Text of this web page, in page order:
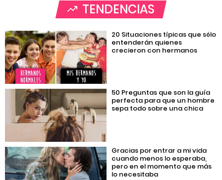
TENDENCIAS
20 Situaciones típicas que sólo
entenderán quienes
crecieron con hermanos
50 Preguntas que son la guía
perfecta para que un hombre
sepa todo sobre una chica
Gracias por entrar a mi vida
cuando menos lo esperaba,
pero en el momento que más
lo necesitaba